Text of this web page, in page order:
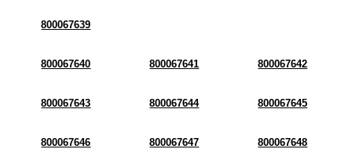
800067639
800067640 800067641 800067642
800067643 800067644 800067645
800067646 800067647 800067648